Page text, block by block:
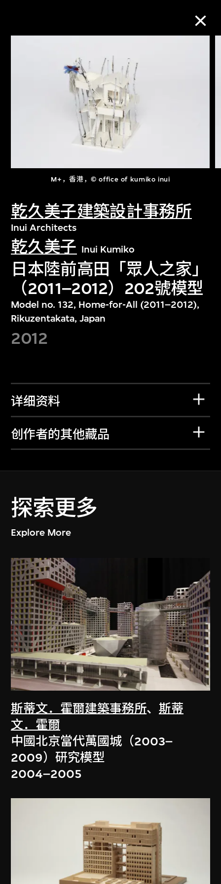
M+，香港，© office of kumiko inui
乾久美子建築設計事務所
Inui Architects
乾久美子 Inui Kumiko
日本陸前高田「眾人之家」
（2011–2012）202號模型
Model no. 132, Home-for-All (2011–2012),
Rikuzentakata, Japan
2012
详细资料
创作者的其他藏品
探索更多
Explore More
斯蒂文．霍爾建築事務所、斯蒂
文．霍爾
中國北京當代萬國城（2003–
2009）研究模型
2004–2005
M+藏品
进一步筛选
探索世界顶级的二十及二十一世纪视觉
文化藏品。